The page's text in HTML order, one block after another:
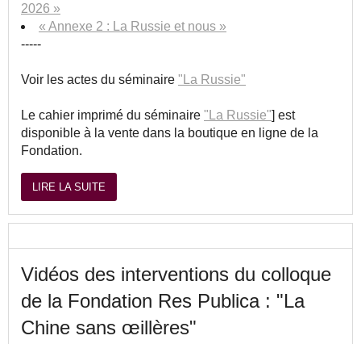
2026 »
« Annexe 2 : La Russie et nous »
-----
Voir les actes du séminaire "La Russie"
Le cahier imprimé du séminaire "La Russie"] est
disponible à la vente dans la boutique en ligne de la
Fondation.
LIRE LA SUITE
Vidéos des interventions du colloque
de la Fondation Res Publica : "La
Chine sans œillères"